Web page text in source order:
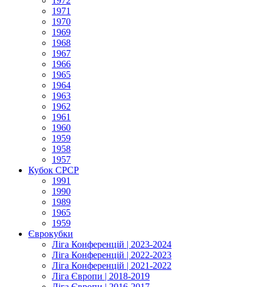
1971
1970
1969
1968
1967
1966
1965
1964
1963
1962
1961
1960
1959
1958
1957
Кубок СРСР
1991
1990
1989
1965
1959
Єврокубки
Ліга Конференцій | 2023-2024
Ліга Конференцій | 2022-2023
Ліга Конференцій | 2021-2022
Ліга Європи | 2018-2019